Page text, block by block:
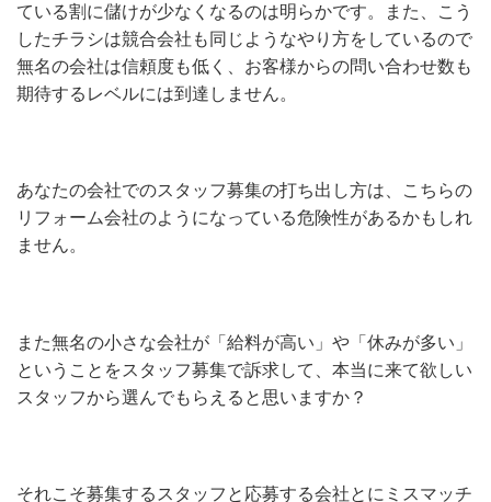
ている割に儲けが少なくなるのは明らかです。また、こう
したチラシは競合会社も同じようなやり方をしているので
無名の会社は信頼度も低く、お客様からの問い合わせ数も
期待するレベルには到達しません。
あなたの会社でのスタッフ募集の打ち出し方は、こちらの
リフォーム会社のようになっている危険性があるかもしれ
ません。
また無名の小さな会社が「給料が高い」や「休みが多い」
ということをスタッフ募集で訴求して、本当に来て欲しい
スタッフから選んでもらえると思いますか？
それこそ募集するスタッフと応募する会社とにミスマッチ